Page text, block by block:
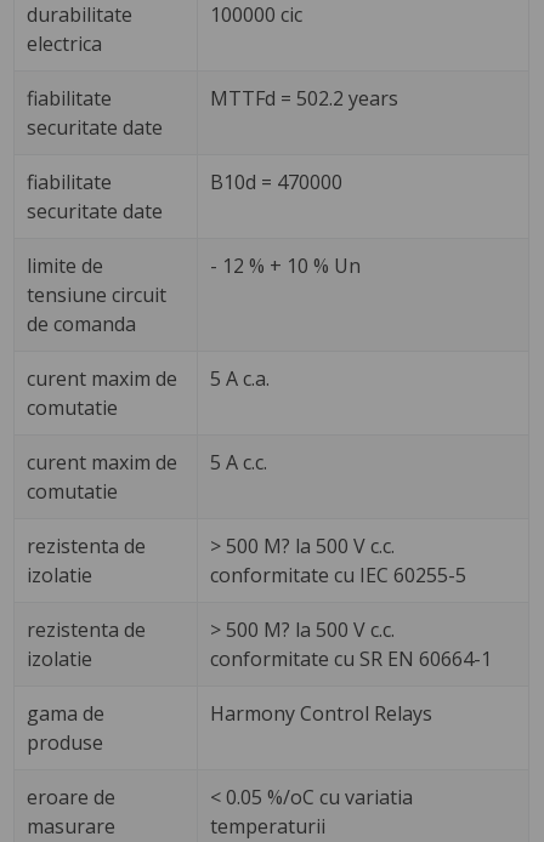
durabilitate
electrica
100000 cic
fiabilitate
securitate date
MTTFd = 502.2 years
fiabilitate
securitate date
B10d = 470000
limite de
tensiune circuit
de comanda
- 12 % + 10 % Un
curent maxim de
comutatie
5 A c.a.
curent maxim de
comutatie
5 A c.c.
rezistenta de
izolatie
> 500 M? la 500 V c.c.
conformitate cu IEC 60255-5
rezistenta de
izolatie
> 500 M? la 500 V c.c.
conformitate cu SR EN 60664-1
gama de
produse
Harmony Control Relays
eroare de
masurare
< 0.05 %/oC cu variatia
temperaturii